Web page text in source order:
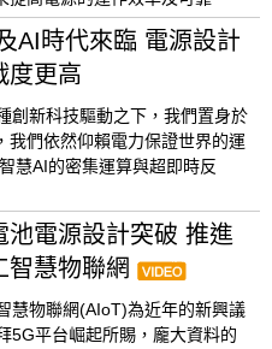
AI時代來臨 電源設計
度更高
創新科技驅動之下，我們置身於
我們依然仰賴電力保證世界的運
慧AI的密集運算與超即時反
池電源設計突破 推進
智慧物聯網
慧物聯網(AIoT)為近年的新興議
5G平台崛起所賜，龐大資料的